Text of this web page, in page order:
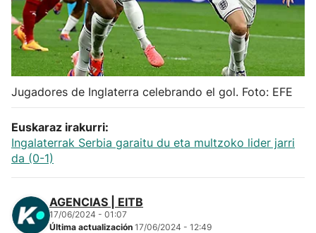
Kirolak 360
Atletismo
Carreras de montaña
Más deportes
"Helmuga"
Jugadores de Inglaterra celebrando el gol. Foto: EFE
Euskaraz irakurri:
Ingalaterrak Serbia garaitu du eta multzoko lider jarri
da (0-1)
AGENCIAS | EITB
17/06/2024 - 01:07
Última actualización 17/06/2024 - 12:49